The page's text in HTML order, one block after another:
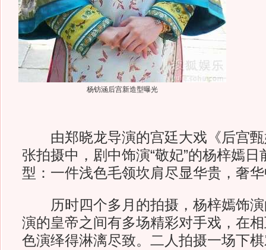
杨钫涵后宫新造型曝光
由郑晓龙导演的宫廷大戏《后宫甄
张拍摄中，剧中饰演“敬妃”的杨梓嫣
型：一件浅色毛领坎肩尽显华贵，奢
历时四个多月的拍摄，杨梓嫣饰演
演的皇帝之间有多场精彩对手戏，在
色演绎得淋漓尽致。二人拍摄一场下